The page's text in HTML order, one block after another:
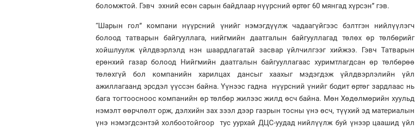
боломжтой. Гэвч эхний есөн сарын байдлаар нүүрсний өртөг 60 мянгад хүрсэн” гэв.
“Шарын гол” компани нүүрсний үнийг нэмэгдүүлж чадаагүйгээс бэлтгэн нийлүүлэгч
болоод татварын байгууллага, нийгмийн даатгалын байгууллагад төлөх өр төлбөрийг
хойшлуулж үйлдвэрлэлд нэн шаардлагатай засвар үйлчилгээг хийжээ. Гэвч Татварын
ерөнхий газар болоод Нийгмийн даатгалын байгууллагаас хуримтлагдсан өр төлбөрөө
төлөхгүй бол компанийн харилцах дансыг хаахыг мэдэгдэж үйлдвэрлэлийн үйл
ажиллагаанд эрсдэл үүссэн байна. Үүнээс гадна нүүрсний үнийг бодит өртөг зардлаас нь
бага тогтоосноос компанийн өр төлбөр жилээс жилд өсч байна. Мөн Хөдөлмөрийн хуульд
нэмэлт өөрчлөлт орж, дэлхийн зах зээл дээр газрын тосны үнэ өсч, түүхий эд материалын
үнэ нэмэгдсэнтэй холбоотойгоор тус уурхай ДЦС-уудад нийлүүлж буй үнээр цаашид үйл